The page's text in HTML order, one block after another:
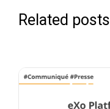
Related posts